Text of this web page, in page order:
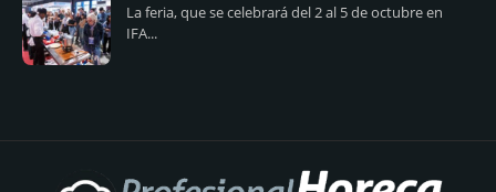
La feria, que se celebrará del 2 al 5 de octubre en
IFA...